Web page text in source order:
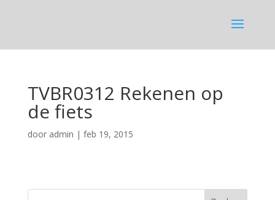
TVBR0312 Rekenen op
de fiets
door admin | feb 19, 2015